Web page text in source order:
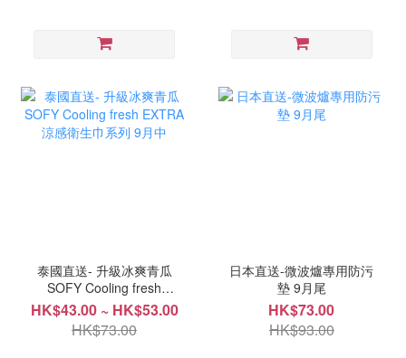
泰國直送- 升級冰爽青瓜
SOFY Cooling fresh
EXTRA 涼感衛生巾系列 9
月中
HK$43.00 ~ HK$53.00
HK$73.00
日本直送-微波爐專用防污
墊 9月尾
HK$73.00
HK$93.00